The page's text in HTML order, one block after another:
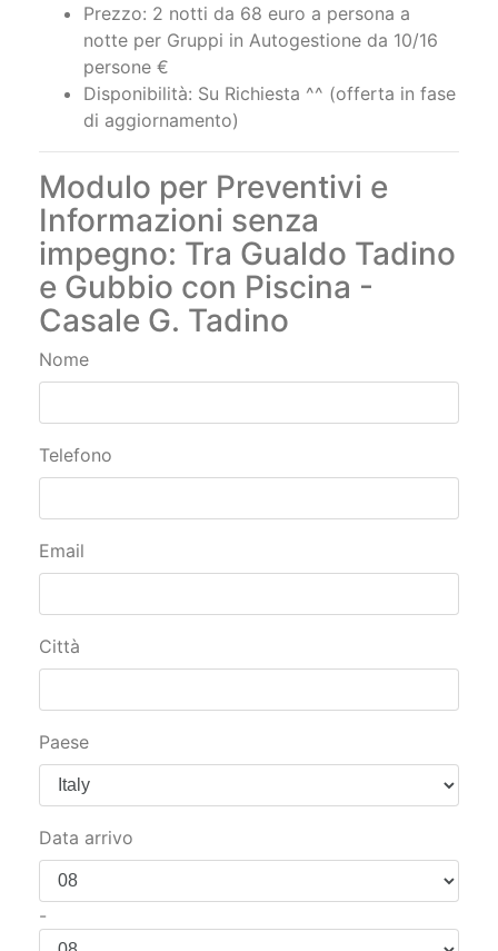
Prezzo: 2 notti da 68 euro a persona a
notte per Gruppi in Autogestione da 10/16
persone €
Disponibilità: Su Richiesta ^^ (offerta in fase
di aggiornamento)
Modulo per Preventivi e
Informazioni senza
impegno: Tra Gualdo Tadino
e Gubbio con Piscina -
Casale G. Tadino
Nome
Telefono
Email
Città
Paese
Data arrivo
-